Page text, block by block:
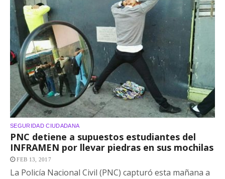
SEGURIDAD CIUDADANA
PNC detiene a supuestos estudiantes del
INFRAMEN por llevar piedras en sus mochilas
FEB 13, 2017
La Policía Nacional Civil (PNC) capturó esta mañana a